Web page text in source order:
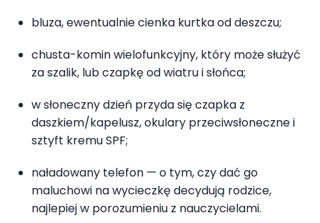
bluza, ewentualnie cienka kurtka od deszczu;
chusta-komin wielofunkcyjny, który może służyć
za szalik, lub czapkę od wiatru i słońca;
w słoneczny dzień przyda się czapka z
daszkiem/kapelusz, okulary przeciwsłoneczne i
sztyft kremu SPF;
naładowany telefon — o tym, czy dać go
maluchowi na wycieczkę decydują rodzice,
najlepiej w porozumieniu z nauczycielami.